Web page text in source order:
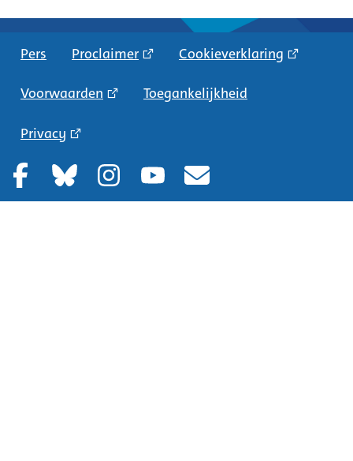
Pers Proclaimer Cookieverklaring
Voorwaarden Toegankelijkheid
Privacy